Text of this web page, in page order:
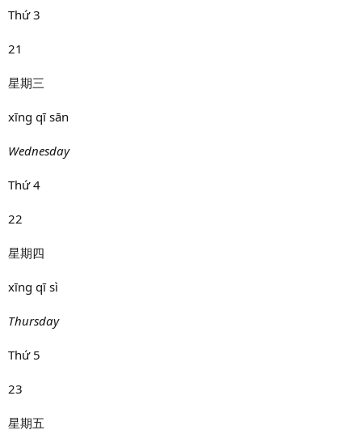
Thứ 3
21
星期三
xīng qī sān
Wednesday
Thứ 4
22
星期四
xīng qī sì
Thursday
Thứ 5
23
星期五